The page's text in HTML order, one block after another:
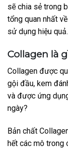
sẽ chia sẻ trong
tổng quan nhất
sử dụng hiệu quả.
Collagen là
Collagen được
gội đầu, kem
và được ứng
ngày?
Bản chất
hết các mô trong